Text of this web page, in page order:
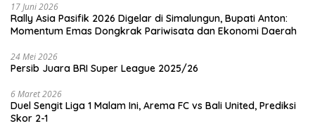
17 Juni 2026
Rally Asia Pasifik 2026 Digelar di Simalungun, Bupati Anton:
Momentum Emas Dongkrak Pariwisata dan Ekonomi Daerah
24 Mei 2026
Persib Juara BRI Super League 2025/26
6 Maret 2026
Duel Sengit Liga 1 Malam Ini, Arema FC vs Bali United, Prediksi
Skor 2-1